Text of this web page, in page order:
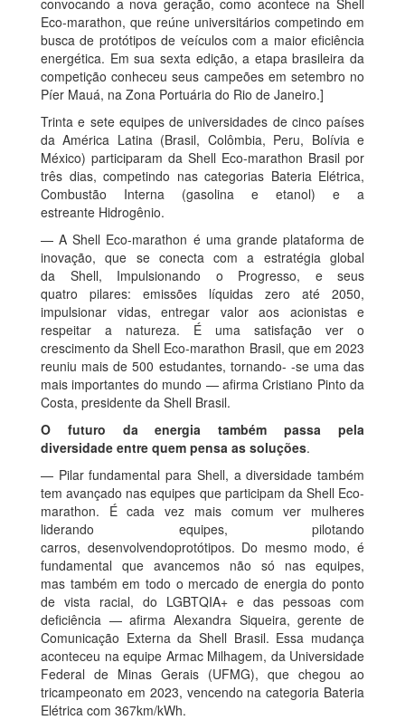
Eco-marathon, que reúne universitários competindo em
busca de protótipos de veículos com a maior eficiência
energética. Em sua sexta edição, a etapa brasileira da
competição conheceu seus campeões em setembro no
Píer Mauá, na Zona Portuária do Rio de Janeiro.]
Trinta e sete equipes de universidades de cinco países
da América Latina (Brasil, Colômbia, Peru, Bolívia e
México) participaram da Shell Eco-marathon Brasil por
três dias, competindo nas categorias Bateria Elétrica,
Combustão Interna (gasolina e etanol) e a
estreante Hidrogênio.
— A Shell Eco-marathon é uma grande plataforma de
inovação, que se conecta com a estratégia global
da Shell, Impulsionando o Progresso, e seus
quatro pilares: emissões líquidas zero até 2050,
impulsionar vidas, entregar valor aos acionistas e
respeitar a natureza. É uma satisfação ver o
crescimento da Shell Eco-marathon Brasil, que em 2023
reuniu mais de 500 estudantes, tornando- -se uma das
mais importantes do mundo — afirma Cristiano Pinto da
Costa, presidente da Shell Brasil.
O futuro da energia também passa pela
diversidade entre quem pensa as soluções.
— Pilar fundamental para Shell, a diversidade também
tem avançado nas equipes que participam da Shell Eco-
marathon. É cada vez mais comum ver mulheres
liderando equipes, pilotando
carros, desenvolvendoprotótipos. Do mesmo modo, é
fundamental que avancemos não só nas equipes,
mas também em todo o mercado de energia do ponto
de vista racial, do LGBTQIA+ e das pessoas com
deficiência — afirma Alexandra Siqueira, gerente de
Comunicação Externa da Shell Brasil. Essa mudança
aconteceu na equipe Armac Milhagem, da Universidade
Federal de Minas Gerais (UFMG), que chegou ao
tricampeonato em 2023, vencendo na categoria Bateria
Elétrica com 367km/kWh.